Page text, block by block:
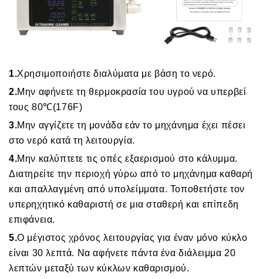
1.Χρησιμοποιήστε διαλύματα με βάση το νερό.
2.Μην αφήνετε τη θερμοκρασία του υγρού να υπερβεί
τους 80℃(176F)
3.Μην αγγίζετε τη μονάδα εάν το μηχάνημα έχει πέσει
στο νερό κατά τη λειτουργία.
4.Μην καλύπτετε τις οπές εξαερισμού στο κάλυμμα.
Διατηρείτε την περιοχή γύρω από το μηχάνημα καθαρή
και απαλλαγμένη από υπολείμματα. Τοποθετήστε τον
υπερηχητικό καθαριστή σε μια σταθερή και επίπεδη
επιφάνεια.
5.Ο μέγιστος χρόνος λειτουργίας για έναν μόνο κύκλο
είναι 30 λεπτά. Να αφήνετε πάντα ένα διάλειμμα 20
λεπτών μεταξύ των κύκλων καθαρισμού.